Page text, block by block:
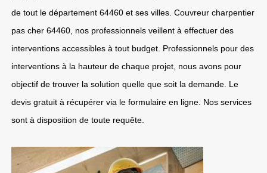
de tout le département 64460 et ses villes. Couvreur charpentier
pas cher 64460, nos professionnels veillent à effectuer des
interventions accessibles à tout budget. Professionnels pour des
interventions à la hauteur de chaque projet, nous avons pour
objectif de trouver la solution quelle que soit la demande. Le
devis gratuit à récupérer via le formulaire en ligne. Nos services
sont à disposition de toute requête.